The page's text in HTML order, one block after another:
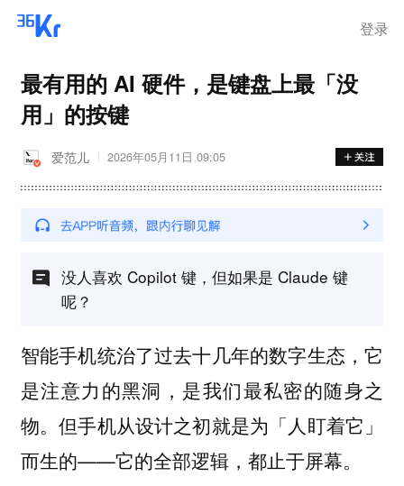
登录
最有用的 AI 硬件，是键盘上最「没
用」的按键
爱范儿 2026年05月11日 09:05
没人喜欢 Copilot 键，但如果是 Claude 键
呢？
智能手机统治了过去十几年的数字生态，它
是注意力的黑洞，是我们最私密的随身之
物。但手机从设计之初就是为「人盯着它」
而生的——它的全部逻辑，都止于屏幕。